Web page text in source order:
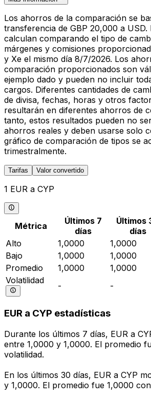
Los ahorros de la comparación se
transferencia de GBP 20,000 a
calculan comparando el tipo de
márgenes y comisiones
y Xe el mismo día 8/7/2026. Los
comparación proporcionados son
ejemplo dado y pueden no incluir
cargos. Diferentes cantidades de
de divisa, fechas, horas y otros
resultarán en diferentes ahorros de
tanto, estos resultados pueden no
ahorros reales y deben usarse solo
gráfico de comparación de tipos se
trimestralmente.
Tarifas Valor convertido
1 EUR a CYP
Métrica
Últimos 7
días
Últimos
días
Alto
1,0000 1,0000
Bajo
1,0000 1,0000
Promedio
1,0000 1,0000
Volatilidad
- -
EUR a CYP estadísticas
Durante los últimos 7 días, EUR a
entre 1,0000 y 1,0000. El promedio
volatilidad.
En los últimos 30 días, EUR a CYP
y 1,0000. El promedio fue 1,0000